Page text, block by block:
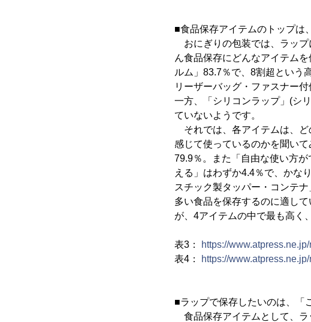
■食品保存アイテムのトップは
おにぎりの包装では、ラップ
ん食品保存にどんなアイテム
ルム」83.7％で、8割超という
リーザーバッグ・ファスナー
一方、「シリコンラップ」(シ
ていないようです。
それでは、各アイテムは、ど
感じて使っているのかを聞い
79.9％。また「自由な使い方
える」はわずか4.4％で、かな
スチック製タッパー・コンテ
多い食品を保存するのに適し
が、4アイテムの中で最も高く
表3：
https://
表4：
https://
■ラップで保存したいのは、「
食品保存アイテムとして、ラ